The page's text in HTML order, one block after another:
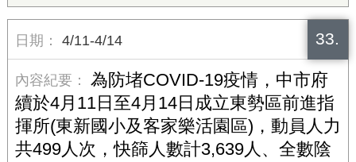
33.
4/11-4/14
為防堵COVID-19疫情，中市府
續於4月11日至4月14日成立東勢區前進指
揮所(東新國小及客家樂活園區)，動員人力
共499人次，快篩人數計3,639人、全數陰